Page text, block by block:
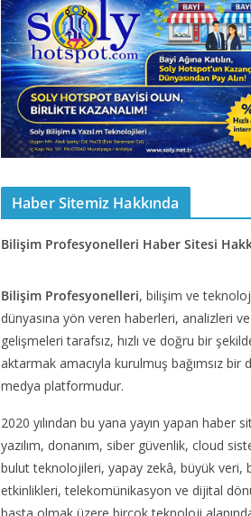
Haber Sitemiz Hakkında
Bilişim Profesyonelleri Haber Sitesi
Bilişim Profesyonelleri, bilişim ve
dünyasına yön veren haberleri, analizleri
gelişmeleri tarafsız, hızlı ve doğru bir
aktarmak amacıyla kurulmuş bağımsız bir
medya platformudur.
2020 yılından bu yana yayın yapan haber
yazılım, donanım, siber güvenlik, cloud
bulut teknolojileri, yapay zekâ, büyük veri,
etkinlikleri, telekomünikasyon ve dijital